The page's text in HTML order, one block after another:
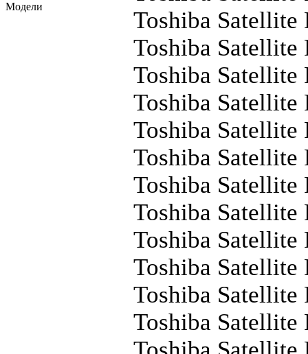
Модели
Toshiba Satellite
Toshiba Satellite
Toshiba Satellite
Toshiba Satellite
Toshiba Satellite
Toshiba Satellite
Toshiba Satellite
Toshiba Satellite
Toshiba Satellite
Toshiba Satellite
Toshiba Satellite
Toshiba Satellite